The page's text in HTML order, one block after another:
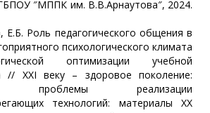
″МППК им. В.В.Арнаутова″, 2024.
Е.Б. Роль педагогического общения в
психологического климата
оптимизации учебной
// XXI веку – здоровое поколение:
проблемы реализации
технологий: материалы XX